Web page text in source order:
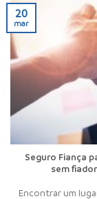
Seguro Fiança
sem
Encontrar um
20
mar